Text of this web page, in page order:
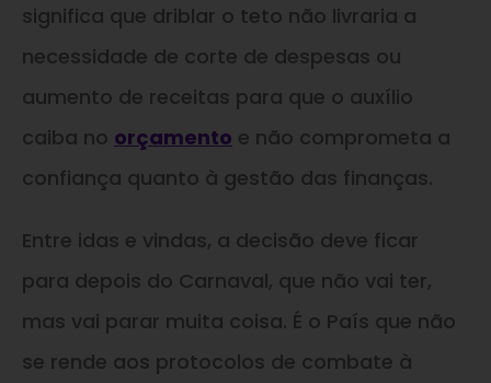
significa que driblar o teto não livraria a
necessidade de corte de despesas ou
aumento de receitas para que o auxílio
caiba no orçamento e não comprometa a
confiança quanto à gestão das finanças.
Entre idas e vindas, a decisão deve ficar
para depois do Carnaval, que não vai ter,
mas vai parar muita coisa. É o País que não
se rende aos protocolos de combate à